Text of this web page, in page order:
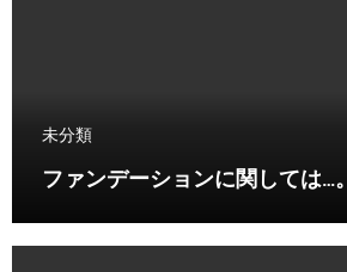
未分類
ファンデーションに関しては…。